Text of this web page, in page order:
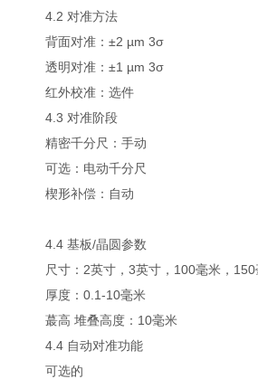
4.2 对准方法
背面对准：±2 µm 3σ
透明对准：±1 µm 3σ
红外校准：选件
4.3 对准阶段
精密千分尺：手动
可选：电动千分尺
楔形补偿：自动
4.4 基板/晶圆参数
尺寸：2英寸，3英寸，100毫米，150
厚度：0.1-10毫米
蕞高 堆叠高度：10毫米
4.4 自动对准功能
可选的